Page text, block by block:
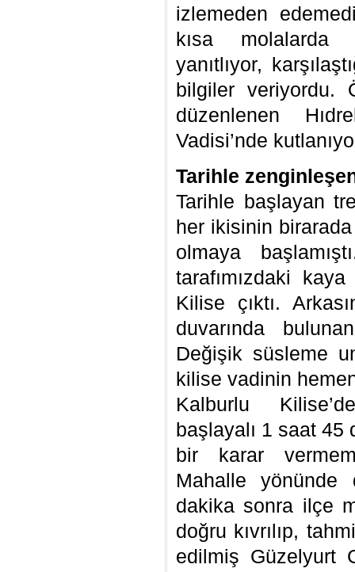
izlemeden
kısa molalarda
yanıtlıyor,
bilgiler veriyordu.
düzenlenen
Vadisi’nde
Tarihle
Tarihle başlayan
her ikisinin
olmaya
tarafımızdaki
Kilise çıktı.
duvarında
Değişik süsleme
kilise vadinin
Kalburlu
başlayalı 1 saat
bir karar
Mahalle yönünde
dakika sonra ilçe
doğru kıvrılıp,
edilmiş Güzelyurt